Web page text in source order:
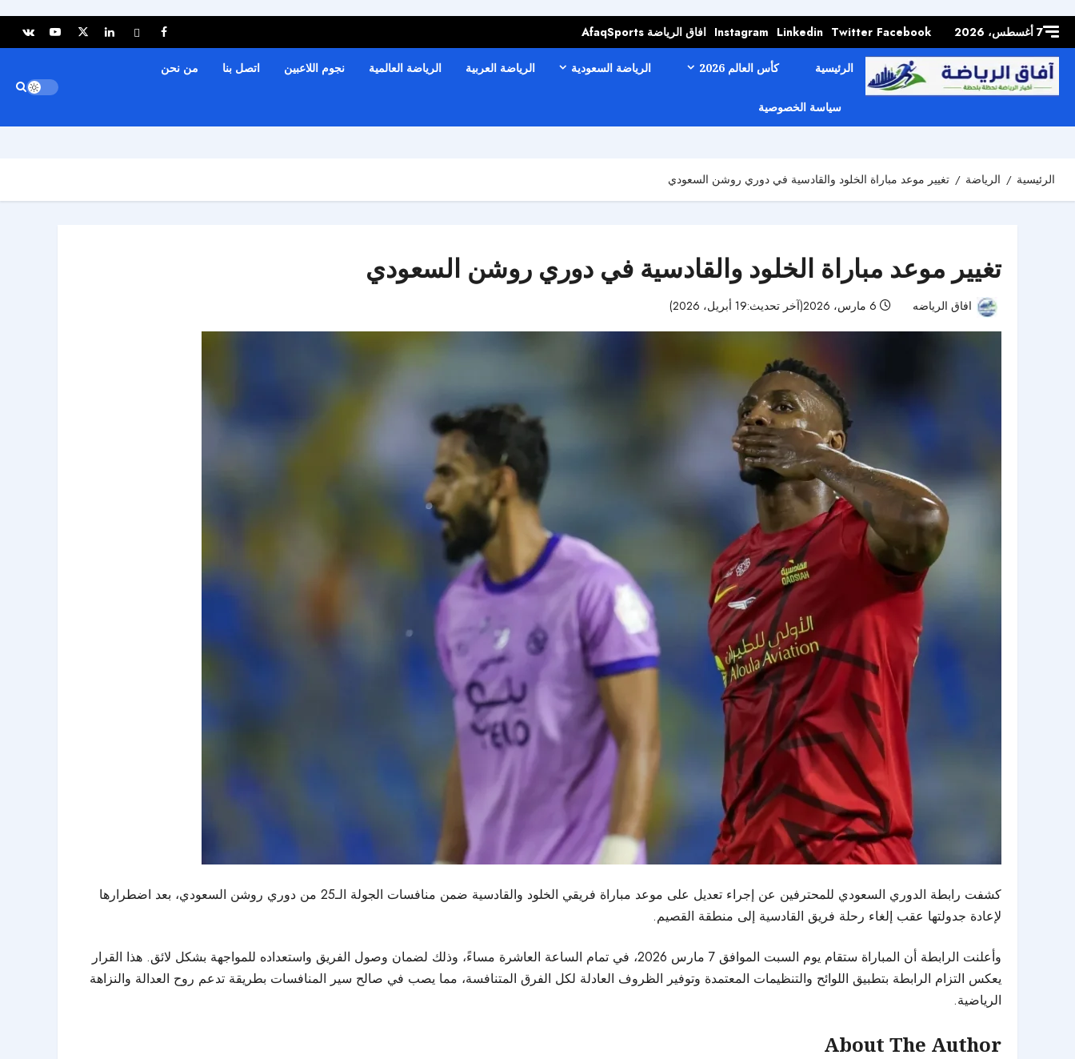
content7 أغسطس، 2026 Facebook
Twitter
Linkedin
Instagram افاق الرياضة AfaqSports
الرئيسية كأس العالم 2026 الرياضة السعودية الرياضة العربية الرياضة العالمية نجوم اللاعبين اتصل بنا من نحن
سياسة الخصوصية
الرئيسية الرياضة تغيير موعد مباراة الخلود والقادسية في دوري روشن السعودي
تغيير موعد مباراة الخلود والقادسية في دوري روشن السعودي
افاق الرياضه
كشفت رابطة الدوري السعودي للمحترفين عن إجراء تعديل على موعد مباراة فريقي الخلود والقادسية ضمن منافسات الجولة الـ25 من دوري روشن السعودي، بعد اضطرارها
لإعادة جدولتها عقب إلغاء رحلة فريق القادسية إلى منطقة القصيم.
وأعلنت الرابطة أن المباراة ستقام يوم السبت الموافق 7 مارس 2026، في تمام الساعة العاشرة مساءً، وذلك لضمان وصول الفريق واستعداده للمواجهة بشكل لائق. هذا القرار
يعكس التزام الرابطة بتطبيق اللوائح والتنظيمات المعتمدة وتوفير الظروف العادلة لكل الفرق المتنافسة، مما يصب في صالح سير المنافسات بطريقة تدعم روح العدالة والنزاهة
الرياضية.
About The Author